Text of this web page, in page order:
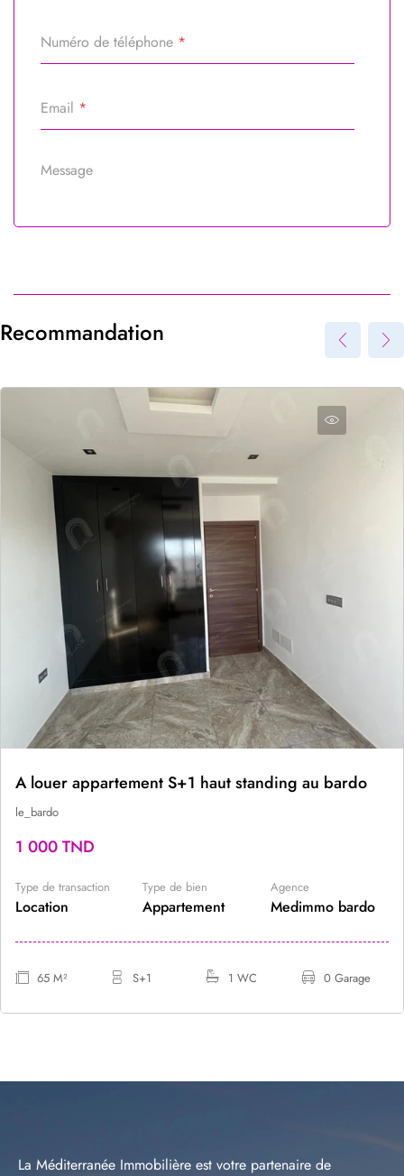
Numéro de téléphone *
Email *
Message
Référence du bien*
Envoyer
Recommandation
A louer appartement S+1 haut standing au bardo
le_bardo
1 000 TND
Type de transaction
Location
Type de bien
Appartement
Agence
Medimmo bardo
65 M² S+1 1 WC 0 Garage
La Méditerranée Immobilière est votre partenaire de